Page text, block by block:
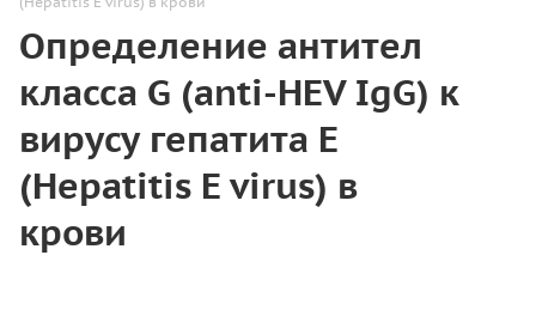
Определение антител
класса G (anti-HEV IgG) к
вирусу гепатита Е
(Hepatitis E virus) в
крови